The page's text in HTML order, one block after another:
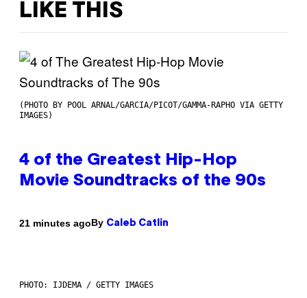
LIKE THIS
(PHOTO BY POOL ARNAL/GARCIA/PICOT/GAMMA-RAPHO VIA GETTY
IMAGES)
4 of the Greatest Hip-Hop
Movie Soundtracks of the 90s
21 minutes agoBy Caleb Catlin
PHOTO: IJDEMA / GETTY IMAGES